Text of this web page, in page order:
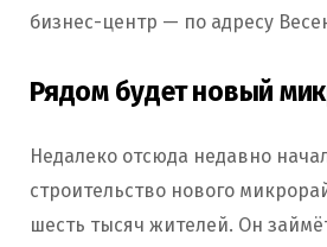
бизнес-центр — по адресу
Рядом будет новый
Недалеко отсюда недавно
строительство нового
шесть тысяч жителей. Он